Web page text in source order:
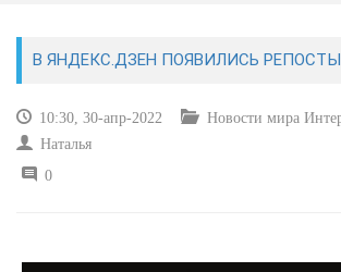
РЕМОНТ И СОВЕТЫ
УЧЕБНИК CSS
В ЯНДЕКС.ДЗЕН ПОЯВИЛИСЬ
10:30, 30-апр-2022
Новости мира
Наталья
0